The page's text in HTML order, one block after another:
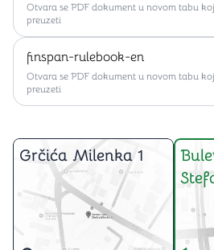
Otvara se PDF dokument u novom tabu
preuzeti
finspan-rulebook-en
Otvara se PDF dokument u novom tabu
preuzeti
Grčića Milenka 1